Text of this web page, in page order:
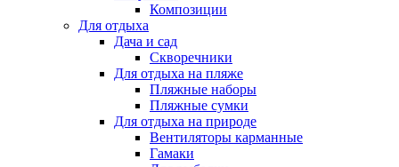
Композиции
Для отдыха
Дача и сад
Скворечники
Для отдыха на пляже
Пляжные наборы
Пляжные сумки
Для отдыха на природе
Вентиляторы карманные
Гамаки